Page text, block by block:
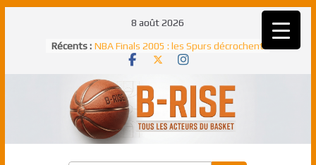
8 août 2026
Récents : NBA Finals 2005 : les Spurs décrochent
un troisième titre NBA, la rude bataille
NBA Finals 2021 : les Bucks et Giannis
Antetokounmpo triomphent, le Greek
Freek élu MVP
Shai Gilgeous-Alexander : son premier
match à plus de 40 points en NBA, le